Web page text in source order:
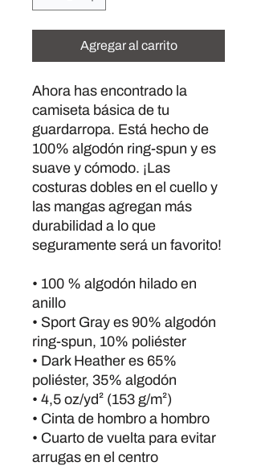
Agregar al carrito
Ahora has encontrado la
camiseta básica de tu
guardarropa. Está hecho de
100% algodón ring-spun y es
suave y cómodo. ¡Las
costuras dobles en el cuello y
las mangas agregan más
durabilidad a lo que
seguramente será un favorito!
• 100 % algodón hilado en
anillo
• Sport Gray es 90% algodón
ring-spun, 10% poliéster
• Dark Heather es 65%
poliéster, 35% algodón
• 4,5 oz/yd² (153 g/m²)
• Cinta de hombro a hombro
• Cuarto de vuelta para evitar
arrugas en el centro